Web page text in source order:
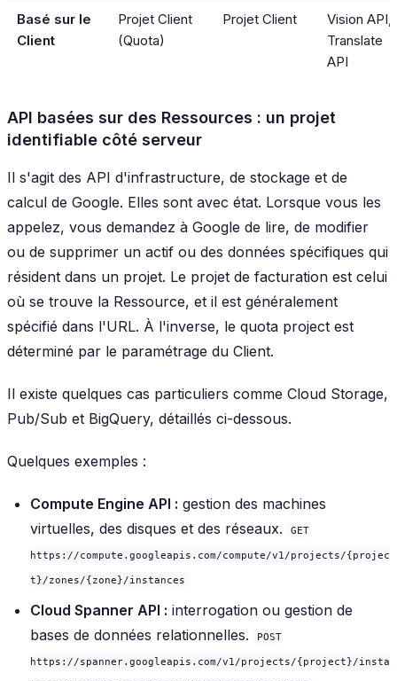
Basé sur le
Client
Projet Client
(Quota)
Projet Client
Vision API,
Translate
API
API basées sur des Ressources : un projet
identifiable côté serveur
Il s'agit des API d'infrastructure, de stockage et de
calcul de Google. Elles sont avec état. Lorsque vous les
appelez, vous demandez à Google de lire, de modifier
ou de supprimer un actif ou des données spécifiques qui
résident dans un projet. Le projet de facturation est celui
où se trouve la Ressource, et il est généralement
spécifié dans l'URL. À l'inverse, le quota project est
déterminé par le paramétrage du Client.
Il existe quelques cas particuliers comme Cloud Storage,
Pub/Sub et BigQuery, détaillés ci-dessous.
Quelques exemples :
Compute Engine API : gestion des machines
virtuelles, des disques et des réseaux.
GET
https://compute.googleapis.com/compute/v1/projects/{projec
t}/zones/{zone}/instances
Cloud Spanner API : interrogation ou gestion de
bases de données relationnelles.
POST
https://spanner.googleapis.com/v1/projects/{project}/insta